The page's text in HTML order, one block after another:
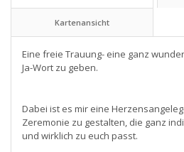
Kartenansicht
Eine freie Trauung- eine ganz
Ja-Wort zu geben.
Dabei ist es mir eine
Zeremonie zu gestalten, die ganz
und wirklich zu euch passt.